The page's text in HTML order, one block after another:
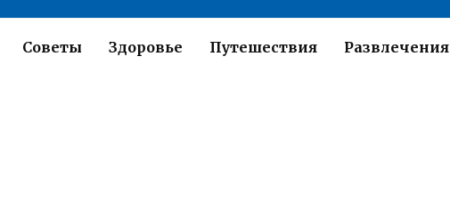
Советы Здоровье Путешествия Развлечения